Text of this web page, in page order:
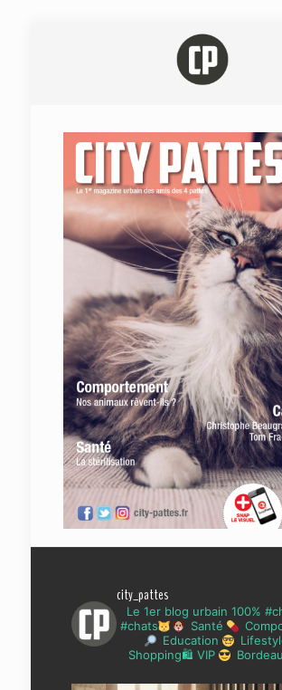
city_pattes
Le 1er blog urbain 100%
#chats
Santé
Education
Shopping🛍 VIP